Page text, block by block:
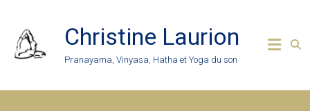
content
Christine Laurion
Pranayama, Vinyasa, Hatha et Yoga du son